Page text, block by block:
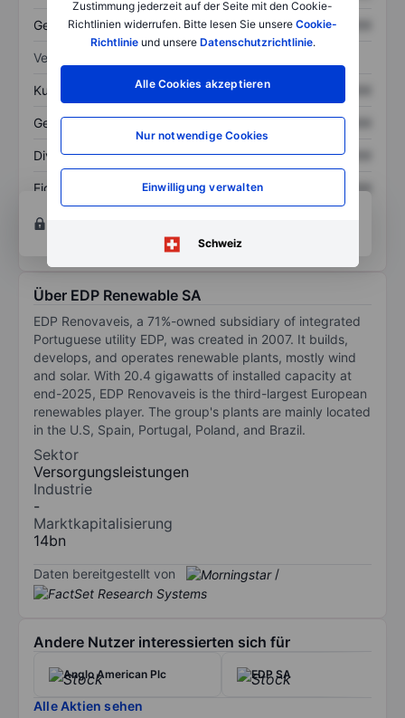
Zustimmung jederzeit auf der Seite mit den Cookie-
Richtlinien widerrufen. Bitte lesen Sie unsere Cookie-
Richtlinieund unsere Datenschutzrichtlinie.
Alle Cookies akzeptieren
Nur notwendige Cookies
Einwilligung verwalten
Schweiz
Gesamtschulden XXXXXXX XXXXXXX
Verhältnisse
Kurs/Umsatz XXXXXXX
Gewinn je Aktie XXXXXXX XXXXXXX
Dividende je Aktie XXXXXXX XXXXXXX
Eigenkapitalrendite XXXXXXX
XXXXXXX
Über EDP Renewable SA
EDP Renovaveis, a 71%-owned subsidiary of integrated
Portuguese utility EDP, was created in 2007. It builds,
develops, and operates renewable plants, mostly wind
and solar. With 20.4 gigawatts of installed capacity at
end-2025, EDP Renovaveis is the third-largest European
renewables player. The group's plants are mainly located
in the U.S, Spain, Portugal, Poland, and Brazil.
Sektor
Versorgungsleistungen
Industrie
-
Marktkapitalisierung
14bn
Daten bereitgestellt von /
Andere Nutzer interessierten sich für
Anglo American Plc EDP SA
Alle Aktien sehen